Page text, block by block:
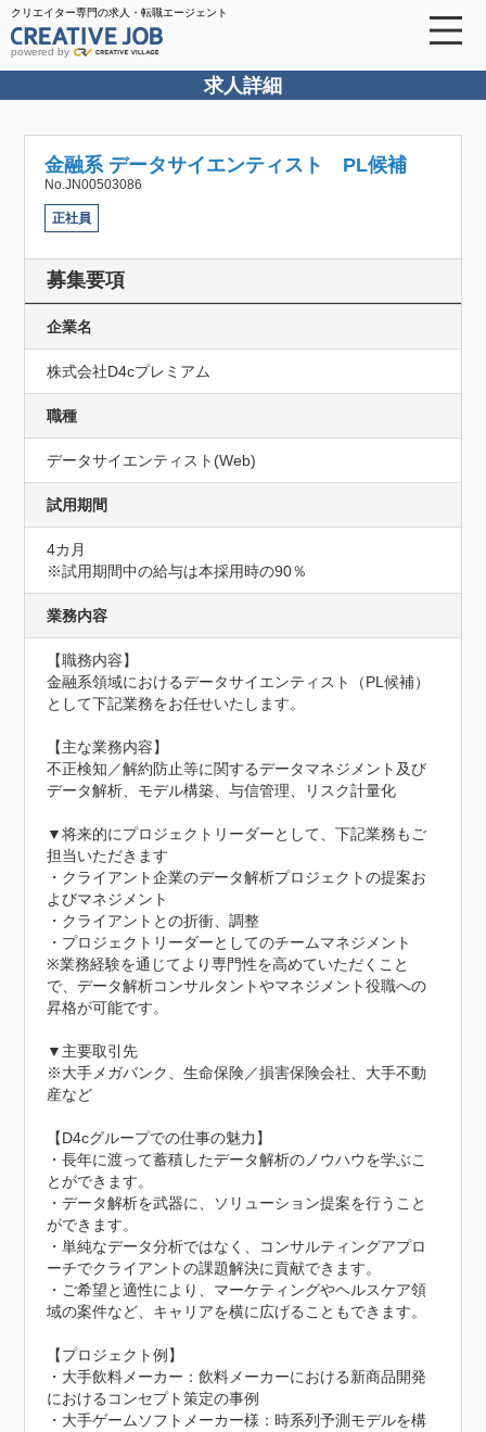
クリエイター専門の求人・転職エージェント
powered by
求人詳細
金融系 データサイエンティスト PL候補
No.JN00503086
正社員
募集要項
企業名
株式会社D4cプレミアム
職種
データサイエンティスト(Web)
試用期間
4カ月
※試用期間中の給与は本採用時の90％
業務内容
【職務内容】
金融系領域におけるデータサイエンティスト（PL候補）
として下記業務をお任せいたします。
【主な業務内容】
不正検知／解約防止等に関するデータマネジメント及び
データ解析、モデル構築、与信管理、リスク計量化
▼将来的にプロジェクトリーダーとして、下記業務もご
担当いただきます
・クライアント企業のデータ解析プロジェクトの提案お
よびマネジメント
・クライアントとの折衝、調整
・プロジェクトリーダーとしてのチームマネジメント
※業務経験を通じてより専門性を高めていただくこと
で、データ解析コンサルタントやマネジメント役職への
昇格が可能です。
▼主要取引先
※大手メガバンク、生命保険／損害保険会社、大手不動
産など
【D4cグループでの仕事の魅力】
・長年に渡って蓄積したデータ解析のノウハウを学ぶこ
とができます。
・データ解析を武器に、ソリューション提案を行うこと
ができます。
・単純なデータ分析ではなく、コンサルティングアプロ
ーチでクライアントの課題解決に貢献できます。
・ご希望と適性により、マーケティングやヘルスケア領
域の案件など、キャリアを横に広げることもできます。
【プロジェクト例】
・大手飲料メーカー：飲料メーカーにおける新商品開発
におけるコンセプト策定の事例
・大手ゲームソフトメーカー様：時系列予測モデルを構